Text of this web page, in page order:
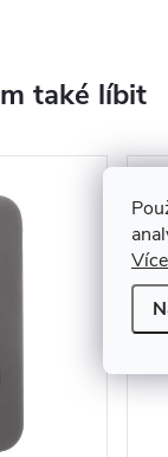
také líbit